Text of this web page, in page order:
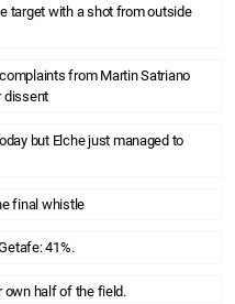
target with a shot from outside
from Martin Satriano
dissent
but Elche just managed to
final whistle
41%.
own half of the field.